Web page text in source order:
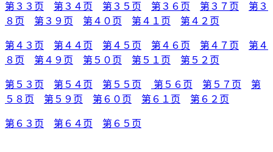
第３３页 第３４页 第３５页 第３６页 第３７页
第３
８页
第３９页 第４０页 第４１页 第４２页
第４３页 第４４页 第４５页 第４６页 第４７页
第４
８页
第４９页 第５０页 第５１页 第５２页
第５３页 第５４页 第５５页 第５６页 第５７页
第
５８页
第５９页 第６０页 第６１页 第６２页
第６３页 第６４页 第６５页